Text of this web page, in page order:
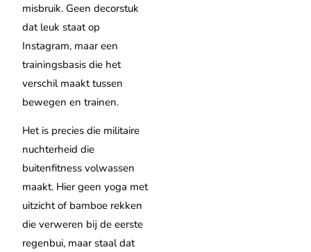
misbruik. Geen decorstuk
dat leuk staat op
Instagram, maar een
trainingsbasis die het
verschil maakt tussen
bewegen en trainen.
Het is precies die militaire
nuchterheid die
buitenfitness volwassen
maakt. Hier geen yoga met
uitzicht of bamboe rekken
die verweren bij de eerste
regenbui, maar staal dat